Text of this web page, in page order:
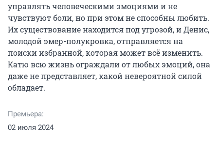
управлять человеческими эмоциями и не
чувствуют боли, но при этом не способны любить.
Их существование находится под угрозой, и Денис,
молодой эмер-полукровка, отправляется на
поиски избранной, которая может всё изменить.
Катю всю жизнь ограждали от любых эмоций, она
даже не представляет, какой невероятной силой
обладает.
Премьера:
02 июля 2024